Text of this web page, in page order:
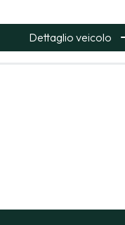
Dettaglio veicolo